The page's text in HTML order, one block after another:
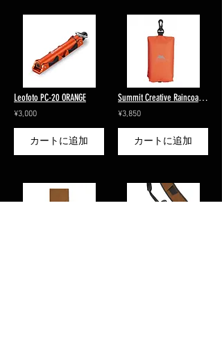
Leofoto PC-20 ORANGE
¥3,000
カートに追加
Summit Creative Raincoat Orange
¥3,850
カートに追加